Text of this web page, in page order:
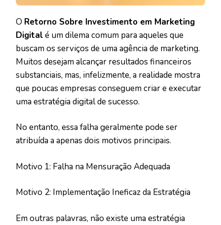
O Retorno Sobre Investimento em Marketing
Digitalé um dilema comum para aqueles que
buscam os serviços de uma agência de marketing.
Muitos desejam alcançar resultados financeiros
substanciais, mas, infelizmente, a realidade mostra
que poucas empresas conseguem criar e executar
uma estratégia digital de sucesso.
No entanto, essa falha geralmente pode ser
atribuída a apenas dois motivos principais.
Motivo 1: Falha na Mensuração Adequada
Motivo 2: Implementação Ineficaz da Estratégia
Em outras palavras, não existe uma estratégia